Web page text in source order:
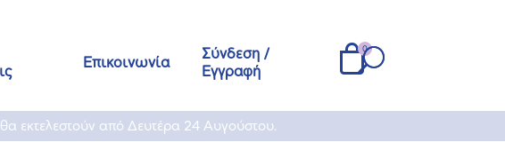
εκτελεστούν από Δευτέρα 24 Αυγούστου.
Επικοινωνία
Σύνδεση /
Εγγραφή